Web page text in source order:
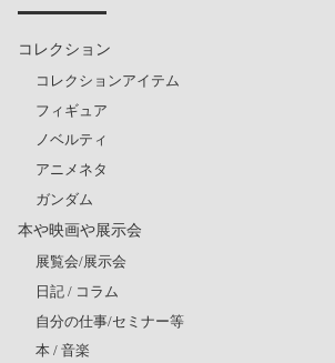
コレクション
コレクションアイテム
フィギュア
ノベルティ
アニメネタ
ガンダム
本や映画や展示会
展覧会/展示会
日記 / コラム
自分の仕事/セミナー等
本 / 音楽